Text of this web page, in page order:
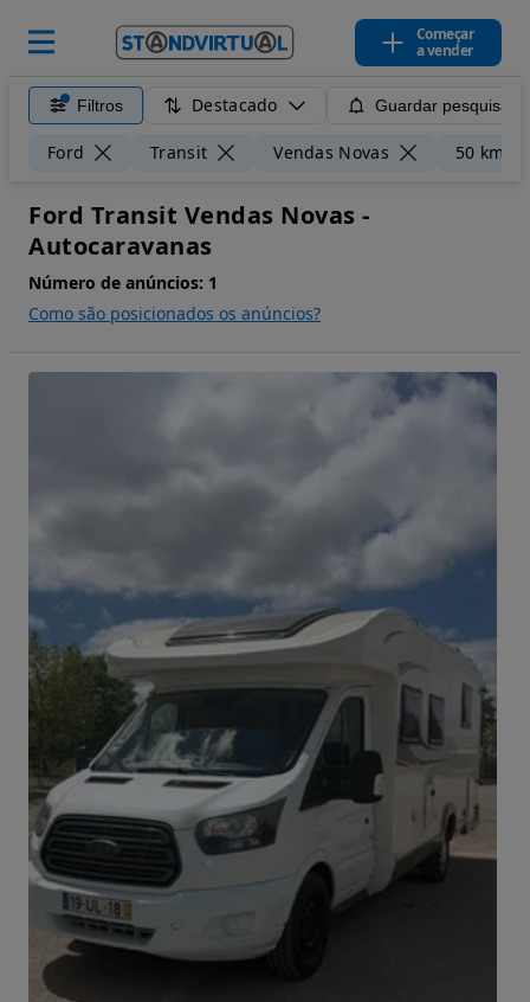
Começar
a vender
Filtros Destacado Guardar pesquisa
Ford Transit Vendas Novas 50 km
Ford Transit Vendas Novas -
Autocaravanas
Número de anúncios: 1
Como são posicionados os anúncios?